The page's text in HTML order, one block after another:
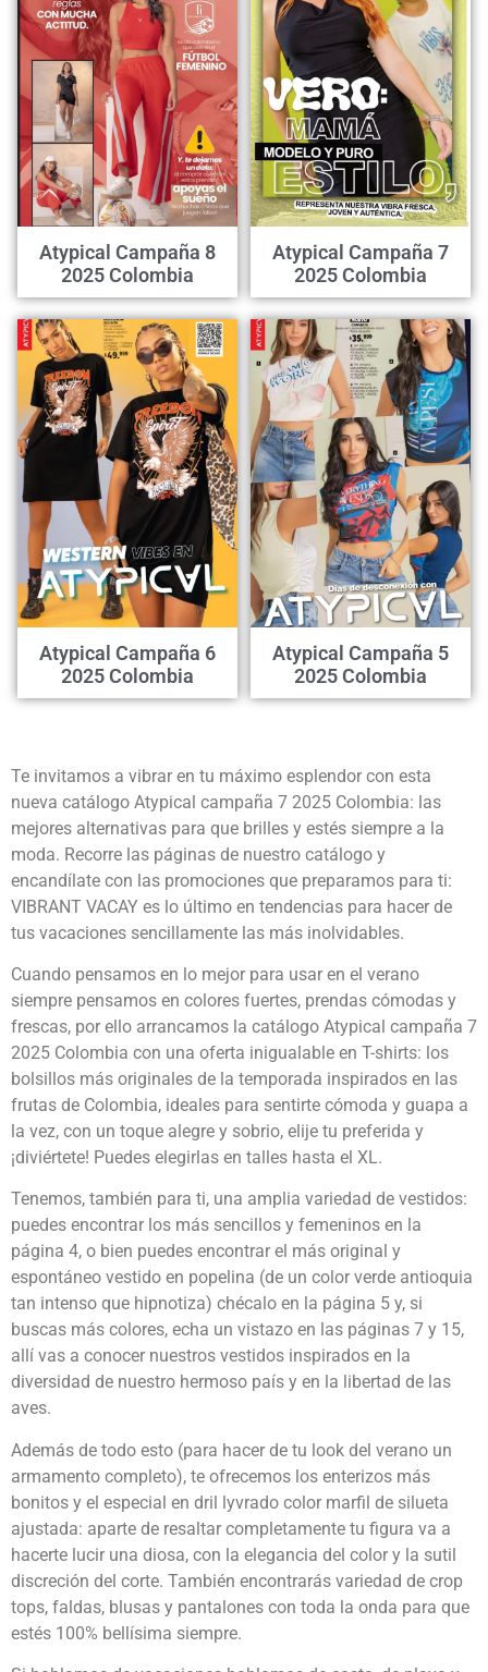
Atypical Campaña 8
2025 Colombia
Atypical Campaña 7
2025 Colombia
Atypical Campaña 6
2025 Colombia
Atypical Campaña 5
2025 Colombia
Te invitamos a vibrar en tu máximo esplendor con esta
nueva catálogo Atypical campaña 7 2025 Colombia: las
mejores alternativas para que brilles y estés siempre a la
moda. Recorre las páginas de nuestro catálogo y
encandílate con las promociones que preparamos para ti:
VIBRANT VACAY es lo último en tendencias para hacer de
tus vacaciones sencillamente las más inolvidables.
Cuando pensamos en lo mejor para usar en el verano
siempre pensamos en colores fuertes, prendas cómodas y
frescas, por ello arrancamos la catálogo Atypical campaña 7
2025 Colombia con una oferta inigualable en T-shirts: los
bolsillos más originales de la temporada inspirados en las
frutas de Colombia, ideales para sentirte cómoda y guapa a
la vez, con un toque alegre y sobrio, elije tu preferida y
¡diviértete! Puedes elegirlas en talles hasta el XL.
Tenemos, también para ti, una amplia variedad de vestidos:
puedes encontrar los más sencillos y femeninos en la
página 4, o bien puedes encontrar el más original y
espontáneo vestido en popelina (de un color verde antioquia
tan intenso que hipnotiza) chécalo en la página 5 y, si
buscas más colores, echa un vistazo en las páginas 7 y 15,
allí vas a conocer nuestros vestidos inspirados en la
diversidad de nuestro hermoso país y en la libertad de las
aves.
Además de todo esto (para hacer de tu look del verano un
armamento completo), te ofrecemos los enterizos más
bonitos y el especial en dril lyvrado color marfil de silueta
ajustada: aparte de resaltar completamente tu figura va a
hacerte lucir una diosa, con la elegancia del color y la sutil
discreción del corte. También encontrarás variedad de crop
tops, faldas, blusas y pantalones con toda la onda para que
estés 100% bellísima siempre.